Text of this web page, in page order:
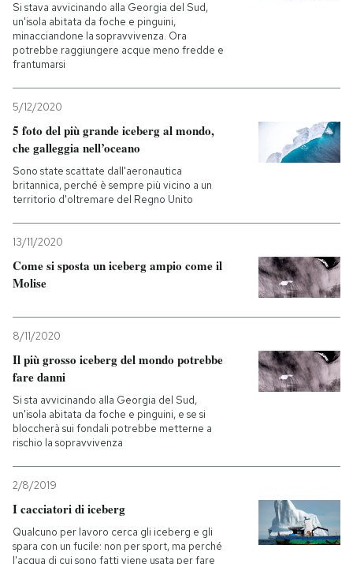
Si stava avvicinando alla Georgia del Sud,
un'isola abitata da foche e pinguini,
minacciandone la sopravvivenza. Ora
potrebbe raggiungere acque meno fredde e
frantumarsi
5/12/2020
5 foto del più grande iceberg al mondo,
che galleggia nell’oceano
Sono state scattate dall'aeronautica
britannica, perché è sempre più vicino a un
territorio d'oltremare del Regno Unito
13/11/2020
Come si sposta un iceberg ampio come il
Molise
8/11/2020
Il più grosso iceberg del mondo potrebbe
fare danni
Si sta avvicinando alla Georgia del Sud,
un'isola abitata da foche e pinguini, e se si
bloccherà sui fondali potrebbe metterne a
rischio la sopravvivenza
2/8/2019
I cacciatori di iceberg
Qualcuno per lavoro cerca gli iceberg e gli
spara con un fucile: non per sport, ma perché
l'acqua di cui sono fatti viene usata per fare